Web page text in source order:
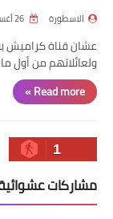
الاسطورة
عشان قناة كراميش
ولعائلاتهم من أول
Read more »
1
مشاركات